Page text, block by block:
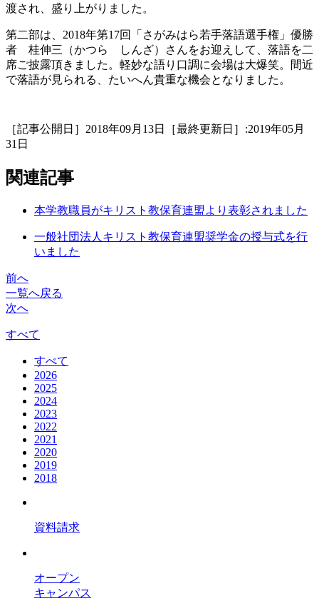
渡され、盛り上がりました。
第二部は、2018年第17回「さがみはら若手落語選手権」優勝
者 桂伸三（かつら しんざ）さんをお迎えして、落語を二
席ご披露頂きました。軽妙な語り口調に会場は大爆笑。間近
で落語が見られる、たいへん貴重な機会となりました。
［記事公開日］2018年09月13日［最終更新日］:2019年05月
31日
関連記事
本学教職員がキリスト教保育連盟より表彰されました
一般社団法人キリスト教保育連盟奨学金の授与式を行
いました
前へ
一覧へ戻る
次へ
すべて
すべて
2026
2025
2024
2023
2022
2021
2020
2019
2018
資料請求
オープン
キャンパス